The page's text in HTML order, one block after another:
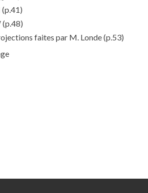
(p.41)
(p.48)
faites par M. Londe(p.53)